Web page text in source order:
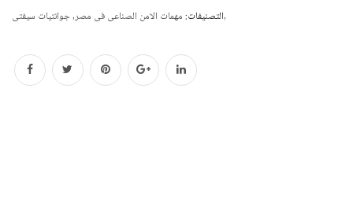
التصنيفات:مهمات الامن الصناعى فى مصر,جوانتيات سيفتى ,